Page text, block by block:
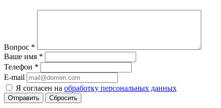
Вопрос *
Ваше имя *
Телефон *
E-mail
Я согласен на обработку персональных данных
Сбросить